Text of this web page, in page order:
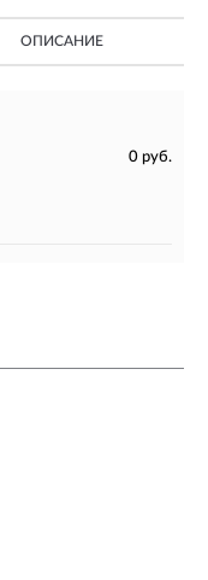
ОПИСАНИЕ
0 руб.